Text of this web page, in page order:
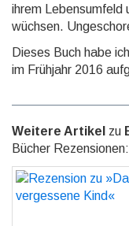
ihrem Lebens­umfeld
wüchsen.
Dieses Buch habe
im Frühjahr 2016
Weitere Artikel zu
Bücher Rezensionen:
Rezension zu
vergessene